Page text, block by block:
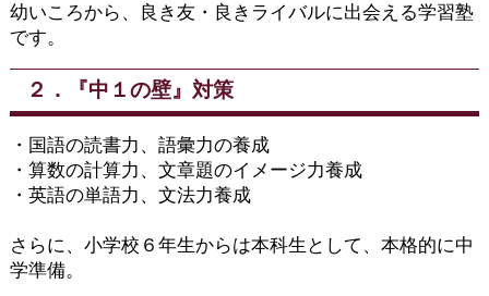
幼いころから、良き友・良きライバルに出会える学習塾
です。
２．『中１の壁』対策
・国語の読書力、語彙力の養成
・算数の計算力、文章題のイメージ力養成
・英語の単語力、文法力養成
さらに、小学校６年生からは本科生として、本格的に中
学準備。